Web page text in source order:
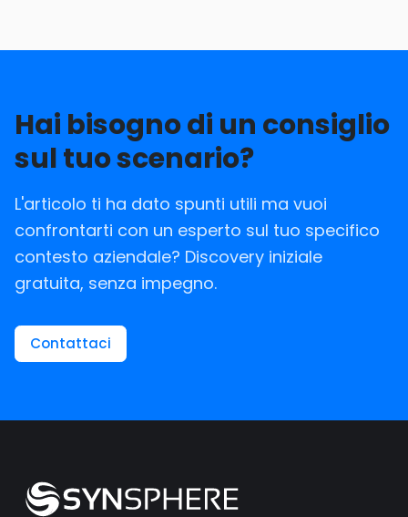
Hai bisogno di un consiglio
sul tuo scenario?
L'articolo ti ha dato spunti utili ma vuoi
confrontarti con un esperto sul tuo specifico
contesto aziendale? Discovery iniziale
gratuita, senza impegno.
Contattaci